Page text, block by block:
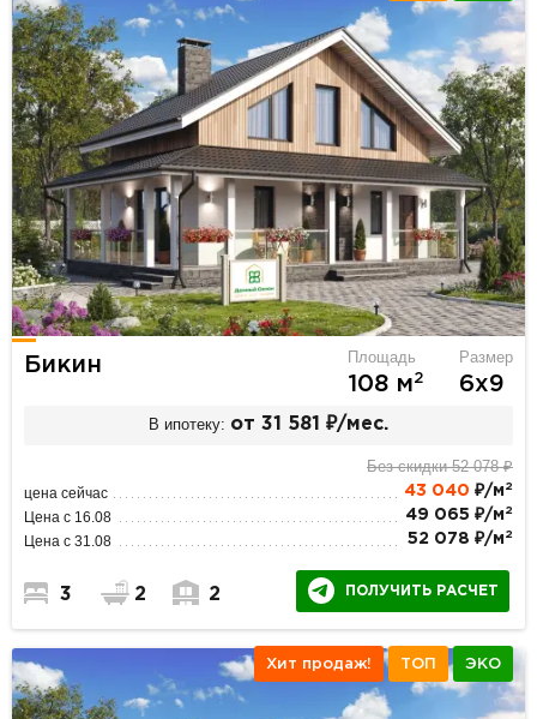
Бикин Площадь
108 м2
Размер
6х9
В ипотеку: от 31 581 ₽/мес.
Без скидки 52 078 ₽
цена сейчас 43 040 ₽/м 2
Цена с 16.08 49 065 ₽/м 2
Цена с 31.08 52 078 ₽/м 2
3 2 2 ПОЛУЧИТЬ РАСЧЕТ
Хит продаж! ТОП ЭКО